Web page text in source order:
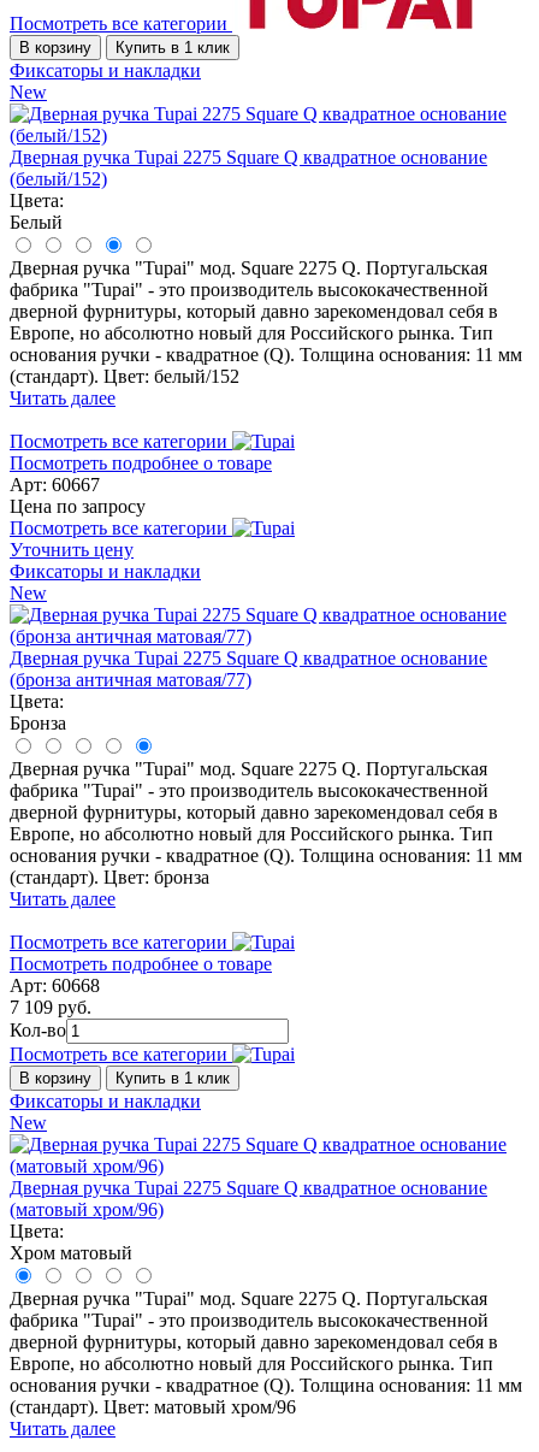
Посмотреть все категории
В корзину Купить в 1 клик
Фиксаторы и накладки
New
Дверная ручка Tupai 2275 Square Q квадратное основание
(белый/152)
Цвета:
Белый
Дверная ручка "Tupai" мод. Square 2275 Q. Португальская
фабрика "Tupai" - это производитель высококачественной
дверной фурнитуры, который давно зарекомендовал себя в
Европе, но абсолютно новый для Российского рынка. Тип
основания ручки - квадратное (Q). Толщина основания: 11 мм
(стандарт). Цвет: белый/152
Читать далее
Посмотреть все категории
Посмотреть подробнее о товаре
Арт: 60667
Цена по запросу
Посмотреть все категории
Уточнить цену
Фиксаторы и накладки
New
Дверная ручка Tupai 2275 Square Q квадратное основание
(бронза античная матовая/77)
Цвета:
Бронза
Дверная ручка "Tupai" мод. Square 2275 Q. Португальская
фабрика "Tupai" - это производитель высококачественной
дверной фурнитуры, который давно зарекомендовал себя в
Европе, но абсолютно новый для Российского рынка. Тип
основания ручки - квадратное (Q). Толщина основания: 11 мм
(стандарт). Цвет: бронза
Читать далее
Посмотреть все категории
Посмотреть подробнее о товаре
Арт: 60668
7 109 руб.
Кол-во
Посмотреть все категории
В корзину Купить в 1 клик
Фиксаторы и накладки
New
Дверная ручка Tupai 2275 Square Q квадратное основание
(матовый хром/96)
Цвета:
Хром матовый
Дверная ручка "Tupai" мод. Square 2275 Q. Португальская
фабрика "Tupai" - это производитель высококачественной
дверной фурнитуры, который давно зарекомендовал себя в
Европе, но абсолютно новый для Российского рынка. Тип
основания ручки - квадратное (Q). Толщина основания: 11 мм
(стандарт). Цвет: матовый хром/96
Читать далее